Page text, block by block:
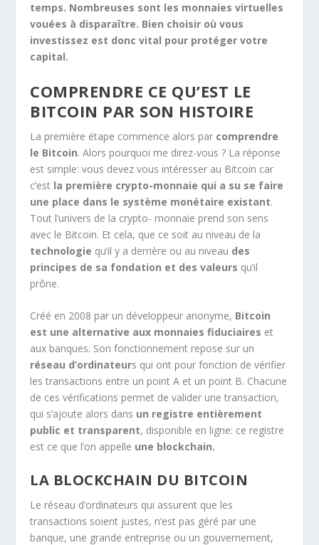
temps. Nombreuses sont les monnaies virtuelles
vouées à disparaître. Bien choisir où vous
investissez est donc vital pour protéger votre
capital.
COMPRENDRE CE QU’EST LE
BITCOIN PAR SON HISTOIRE
La première étape commence alors par comprendre
le Bitcoin. Alors pourquoi me direz-vous ? La réponse
est simple: vous devez vous intéresser au Bitcoin car
c’est la première crypto-monnaie qui a su se faire
une place dans le système monétaire existant.
Tout l’univers de la crypto- monnaie prend son sens
avec le Bitcoin. Et cela, que ce soit au niveau de la
technologie qu’il y a derrière ou au niveau des
principes de sa fondation et des valeurs qu’il
prône.
Créé en 2008 par un développeur anonyme, Bitcoin
est une alternative aux monnaies fiduciaires et
aux banques. Son fonctionnement repose sur un
réseau d’ordinateurs qui ont pour fonction de vérifier
les transactions entre un point A et un point B. Chacune
de ces vérifications permet de valider une transaction,
qui s’ajoute alors dans un registre entièrement
public et transparent, disponible en ligne: ce registre
est ce que l’on appelle une blockchain.
LA BLOCKCHAIN DU BITCOIN
Le réseau d’ordinateurs qui assurent que les
transactions soient justes, n’est pas géré par une
banque, une grande entreprise ou un gouvernement,